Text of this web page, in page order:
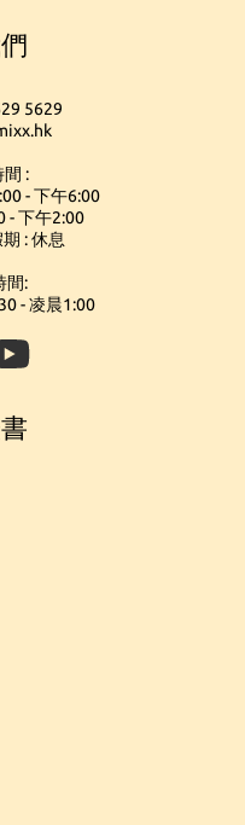
5629
間 :
- 下午6:00
- 下午2:00
: 休息
間:
- 凌晨1:00